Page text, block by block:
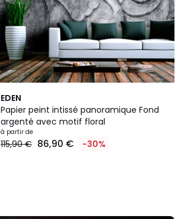
EDEN
Papier peint intissé panoramique Fond
argenté avec motif floral
à partir de
115,90 € 86,90 € -30%